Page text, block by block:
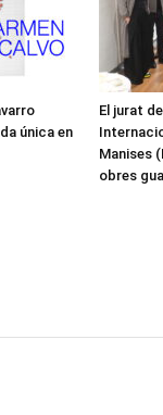
única en
El jurat
Manises
obres